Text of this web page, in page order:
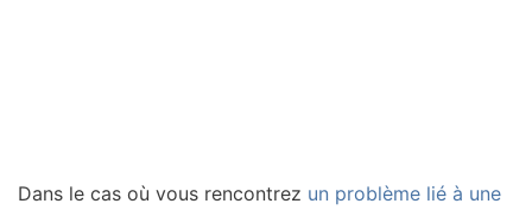
Dans le cas où vous rencontrez un problème lié à une